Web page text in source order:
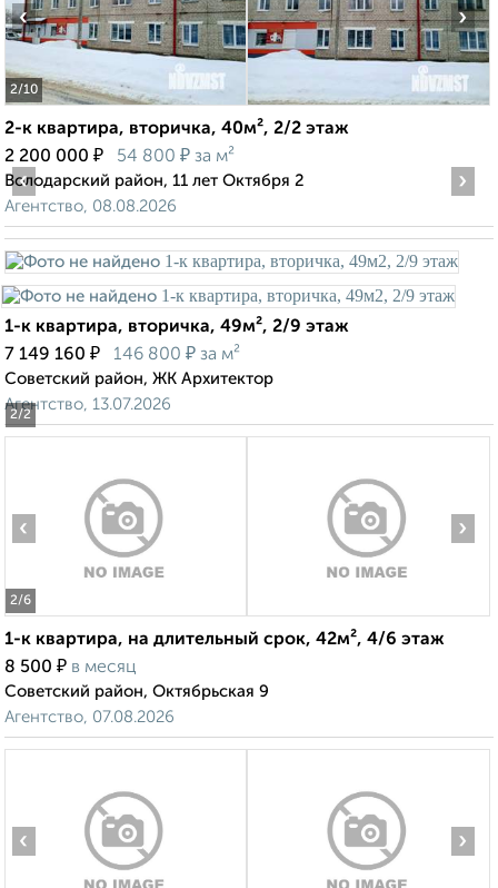
2/10
‹ ›
2-к квартира, вторичка, 40м², 2/2 этаж
2 200 000 ₽ 54 800 ₽ за м²
Володарский район, 11 лет Октября 2
Агентство, 08.08.2026
2/2
‹ ›
1-к квартира, вторичка, 49м², 2/9 этаж
7 149 160 ₽ 146 800 ₽ за м²
Советский район, ЖК Архитектор
Агентство, 13.07.2026
2/6
‹ ›
1-к квартира, на длительный срок, 42м², 4/6 этаж
8 500 ₽ в месяц
Советский район, Октябрьская 9
Агентство, 07.08.2026
‹ ›